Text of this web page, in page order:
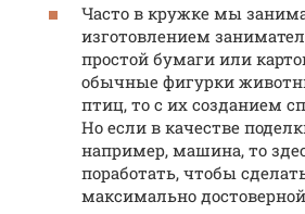
Часто в кружке мы
изготовлением
простой бумаги или
обычные фигурки
птиц, то с их созданием
Но если в качестве
например, машина, то
поработать, чтобы
максимально